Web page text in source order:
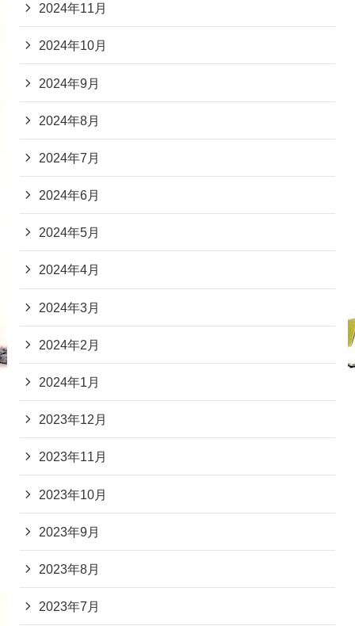
2024年11月
2024年10月
2024年9月
2024年8月
2024年7月
2024年6月
2024年5月
2024年4月
2024年3月
2024年2月
2024年1月
2023年12月
2023年11月
2023年10月
2023年9月
2023年8月
2023年7月